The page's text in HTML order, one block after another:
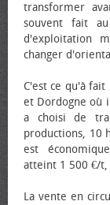
transformer
souvent fait
d'exploitation
changer
C'est ce qu'à
et Dordogne où
a choisi de
productions, 10
est
atteint 1 500 €/t,
La vente en